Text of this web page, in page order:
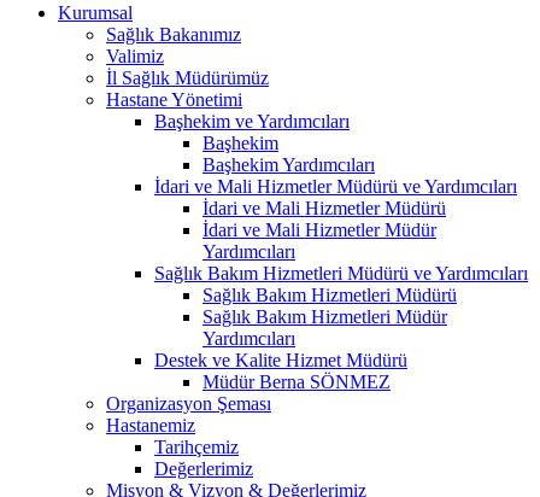
Kurumsal
Sağlık Bakanımız
Valimiz
İl Sağlık Müdürümüz
Hastane Yönetimi
Başhekim ve Yardımcıları
Başhekim
Başhekim Yardımcıları
İdari ve Mali Hizmetler Müdürü ve Yardımcıları
İdari ve Mali Hizmetler Müdürü
İdari ve Mali Hizmetler Müdür
Yardımcıları
Sağlık Bakım Hizmetleri Müdürü ve Yardımcıları
Sağlık Bakım Hizmetleri Müdürü
Sağlık Bakım Hizmetleri Müdür
Yardımcıları
Destek ve Kalite Hizmet Müdürü
Müdür Berna SÖNMEZ
Organizasyon Şeması
Hastanemiz
Tarihçemiz
Değerlerimiz
Misyon & Vizyon & Değerlerimiz